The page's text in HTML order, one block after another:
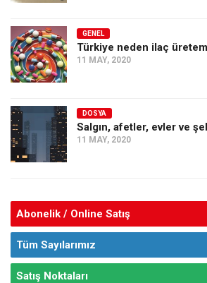
GENEL
Türkiye neden ilaç
11 MAY, 2020
DOSYA
Salgın, afetler, evler ve
11 MAY, 2020
Abonelik / Online Satış
Tüm Sayılarımız
Satış Noktaları